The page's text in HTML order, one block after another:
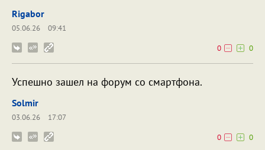
Rigabor
05.06.26
09:41
0
0
Успешно зашел на форум со смартфона.
Solmir
03.06.26
17:07
0
0